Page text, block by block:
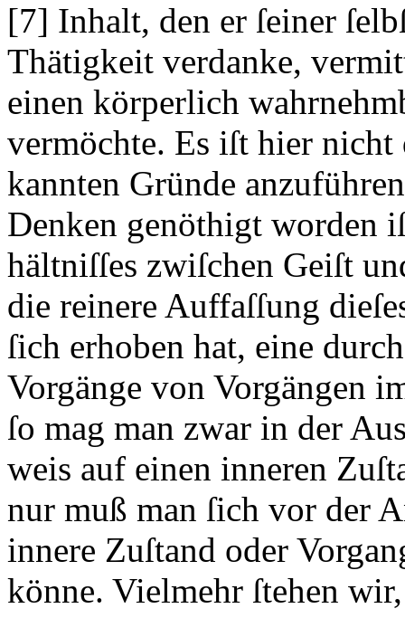
[7] Inhalt, den er ſeiner
Thätigkeit verdanke,
einen körperlich
vermöchte. Es iſt hier
kannten Gründe
Denken genöthigt worden
hältniſſes zwiſchen Geiſt
die reinere Auffaſſung
ſich erhoben hat, eine
Vorgänge von Vorgängen
ſo mag man zwar in der
weis auf einen inneren
nur muß man ſich vor der
innere Zuſtand oder
könne. Vielmehr ſtehen